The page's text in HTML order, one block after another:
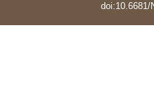
doi:10.6681/